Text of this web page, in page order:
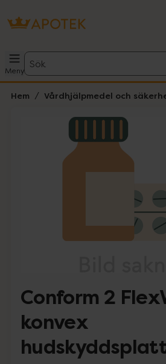
Meny
Sök
Hem Vårdhjälpmedel och
Lista: . Innehåller 1
Conform 2
konvex